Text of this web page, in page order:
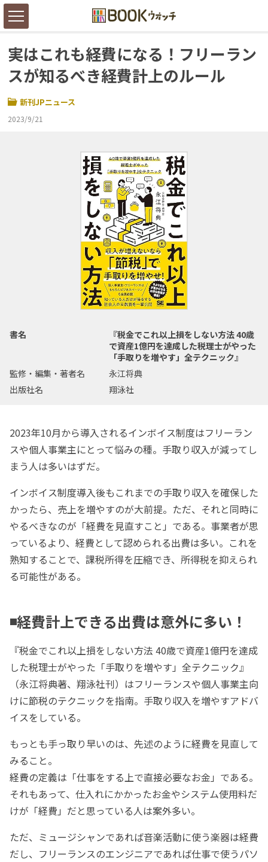
実はこれも経費になる！フリーラン
スが知るべき経費計上のルール
新刊JPニュース
2023/9/21
書名
『税金でこれ以上損をしない方法 40歳
で資産1億円を達成した税理士がやった
「手取りを増やす」全テクニック』
監修・編集・著者名
永江将典
出版社名
翔泳社
2023年10月から導入されるインボイス制度はフリーラン
スや個人事業主にとって悩みの種。手取り収入が減ってし
まう人は多いはずだ。
インボイス制度導入後もこれまでの手取り収入を確保した
かったら、売上を増やすのが大前提。ただ、それと同時に
やるべきなのが「経費を見直すこと」である。事業者が思
っているより、経費として認められる出費は多い。これを
熟知することで、課税所得を圧縮でき、所得税を抑えられ
る可能性がある。
◾️経費計上できる出費は意外に多い！
『税金でこれ以上損をしない方法 40歳で資産1億円を達成
した税理士がやった「手取りを増やす」全テクニック』
（永江将典著、翔泳社刊）はフリーランスや個人事業主向
けに節税のテクニックを指南。手取り収入を増やすアドバ
イスをしている。
もっとも手っ取り早いのは、先述のように経費を見直して
みること。
経費の定義は「仕事をする上で直接必要なお金」である。
それもあって、仕入れにかかったお金やシステム使用料だ
けが「経費」だと思っている人は案外多い。
ただ、ミュージシャンであれば音楽活動に使う楽器は経費
だし、フリーランスのエンジニアであれば仕事で使うパソ